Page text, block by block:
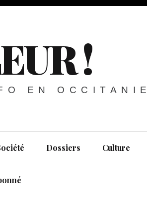
!
EN OCCITANIE
Dossiers Culture